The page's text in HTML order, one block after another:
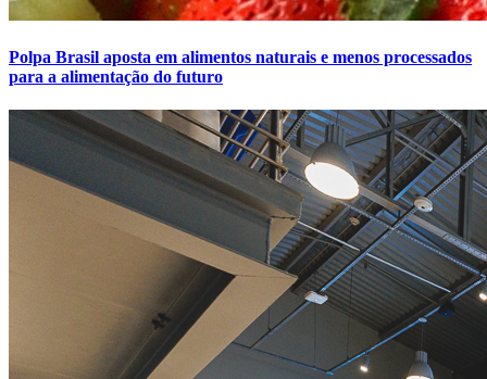
Polpa Brasil aposta em alimentos naturais e menos processados
para a alimentação do futuro